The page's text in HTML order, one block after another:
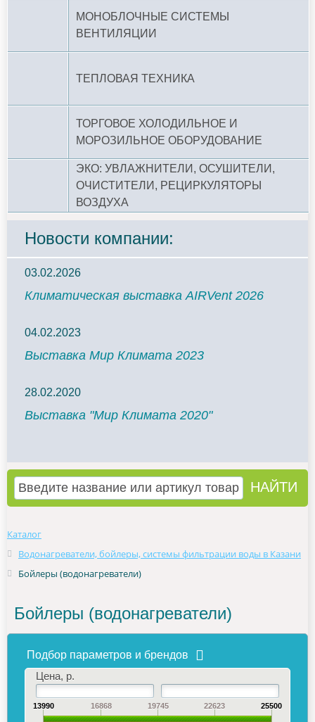
МОНОБЛОЧНЫЕ СИСТЕМЫ
ВЕНТИЛЯЦИИ
ТЕПЛОВАЯ ТЕХНИКА
ТОРГОВОЕ ХОЛОДИЛЬНОЕ И
МОРОЗИЛЬНОЕ ОБОРУДОВАНИЕ
ЭКО: УВЛАЖНИТЕЛИ, ОСУШИТЕЛИ,
ОЧИСТИТЕЛИ, РЕЦИРКУЛЯТОРЫ
ВОЗДУХА
Новости компании:
03.02.2026
Климатическая выставка AIRVent 2026
04.02.2023
Выставка Мир Климата 2023
28.02.2020
Выставка "Мир Климата 2020"
Каталог
Водонагреватели, бойлеры, системы фильтрации воды в Казани
Бойлеры (водонагреватели)
Бойлеры (водонагреватели)
Подбор параметров и брендов
Цена, р.
13990 16868 19745 22623 25500